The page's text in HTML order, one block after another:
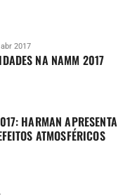
2017
NA NAMM 2017
HARMAN APRESENTA
ATMOSFÉRICOS